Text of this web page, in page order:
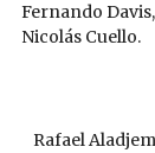
Fernando
Nicolás Cuello.
Rafael Aladjem